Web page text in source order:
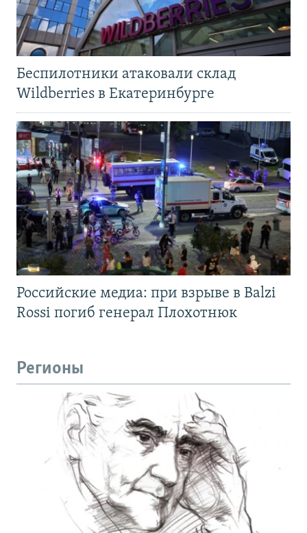
Беспилотники атаковали склад
Wildberries в Екатеринбурге
Российские медиа: при взрыве в Balzi
Rossi погиб генерал Плохотнюк
Регионы